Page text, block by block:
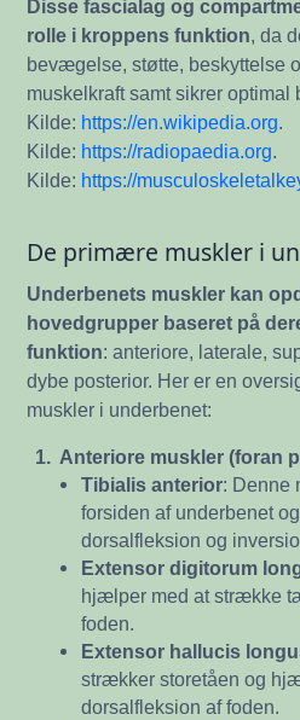
Disse fascialag og
rolle i kroppens funktion, da
bevægelse, støtte, beskyttelse
muskelkraft samt sikrer optimal
Kilde: https://en.wikipedia.org.
Kilde: https://radiopaedia.org.
Kilde: https://
De primære muskler i
Underbenets muskler kan
hovedgrupper baseret på
funktion: anteriore, laterale,
dybe posterior. Her er en
muskler i underbenet:
1. Anteriore muskler (foran
Tibialis anterior: Denne
forsiden af underbenet
dorsalfleksion og
Extensor digitorum
hjælper med at strække
foden.
Extensor hallucis
strækker storetåen og
dorsalfleksion af foden.